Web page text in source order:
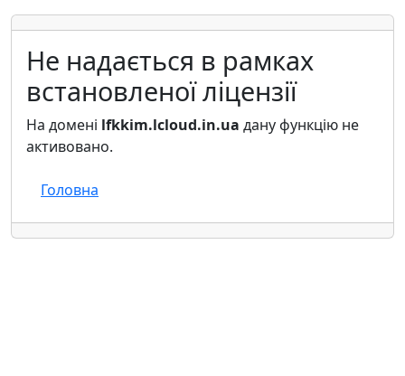
Не надається в рамках
встановленої ліцензії
На домені lfkkim.lcloud.in.ua дану функцію не
активовано.
Головна